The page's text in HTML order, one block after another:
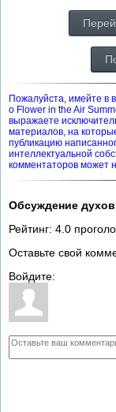
Пожалуйста, имейте в
о Flower in the Air
выражаете
материалов, на
публикацию
интеллектуальной
комментаторов может
Обсуждение духов
Рейтинг: 4.0
Оставьте свой
Войдите: